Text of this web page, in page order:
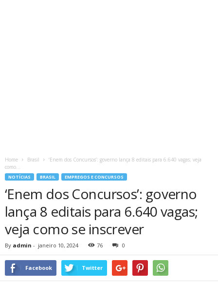
Home Brasil
‘Enem dos Concursos’: governo lança 8 editais para 6.640 vagas; veja
como...
NOTÍCIAS BRASIL EMPREGOS E CONCURSOS
‘Enem dos Concursos’: governo
lança 8 editais para 6.640 vagas;
veja como se inscrever
By admin - janeiro 10, 2024 76 0
Facebook Twitter